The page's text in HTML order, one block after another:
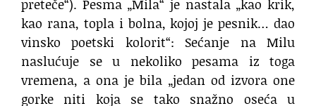
preteče“). Pesma „Mila“ je nastala „kao krik,
kao rana, topla i bolna, kojoj je pesnik… dao
vinsko poetski kolorit“: Sećanje na Milu
naslućuje se u nekoliko pesama iz toga
vremena, a ona je bila „jedan od izvora one
gorke niti koja se tako snažno oseća u